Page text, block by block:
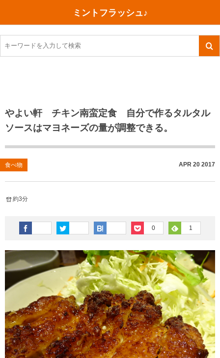
ミントフラッシュ♪
やよい軒 チキン南蛮定食 自分で作るタルタル
ソースはマヨネーズの量が調整できる。
食べ物 APR 20 2017
約3分
0 1
TOEIC感想・結果
TOEIC800点への道
TOEIC（作戦・ノウハウなど）
TOEIC700点への道
英単語
その他英語関連
今日買った本
ご朱印帳めぐり
川越（埼玉県）
沖縄
神戸
行ってきたあれこれ
旅行関連あれこれ
ファスティング
コスメ
ダイエット
健康あれこれ
美容あれこれ
食べ物
今日の一枚
月、星、宇宙